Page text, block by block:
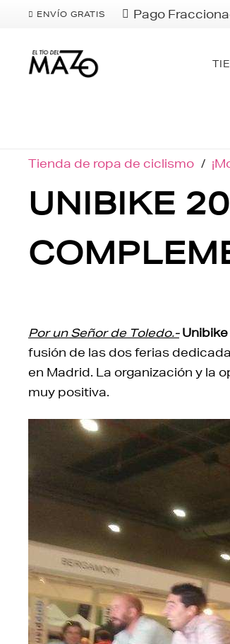
ENVÍO GRATIS Pago
Tienda de ropa de ciclismo /
UNIBIKE
Por un Señor de Toledo.-Unibike
fusión de las dos ferias
en Madrid. La organización y la
muy positiva.